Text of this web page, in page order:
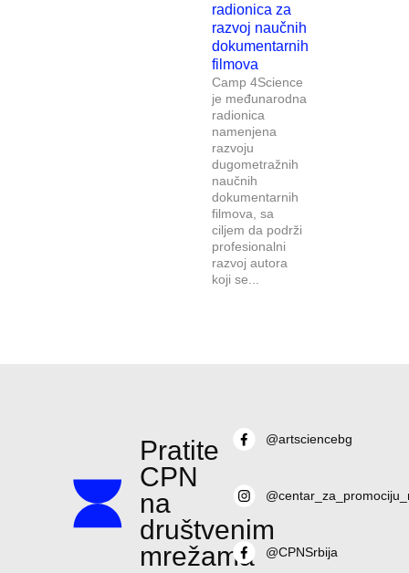
radionica za
razvoj naučnih
dokumentarnih
filmova
Camp 4Science
je međunarodna
radionica
namenjena
razvoju
dugometražnih
naučnih
dokumentarnih
filmova, sa
ciljem da podrži
profesionalni
razvoj autora
koji se...
Pratite
CPN
na
društvenim
mrežama
@artsciencebg
@CPNSrbija